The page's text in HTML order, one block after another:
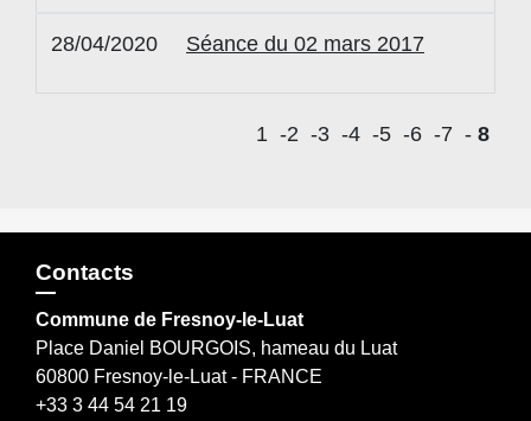
28/04/2020 Séance du 02 mars 2017
1 -2 -3 -4 -5 -6 -7 - 8
Contacts
Commune de Fresnoy-le-Luat
Place Daniel BOURGOIS, hameau du Luat
60800 Fresnoy-le-Luat - FRANCE
+33 3 44 54 21 19